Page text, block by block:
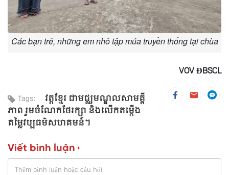
Các bạn trẻ, những em nhỏ tập múa truyền thống tại chùa
VOV ĐBSCL
Tags:
វត្តខ្មែរ ជាមជ្ឈមណ្ឌលសាមគ្គី
ភាព រួមចំណែកថែរក្សា និងលើកតម្កើង
តម្លៃវប្បធម៌សហគមន៍។
Viết bình luận